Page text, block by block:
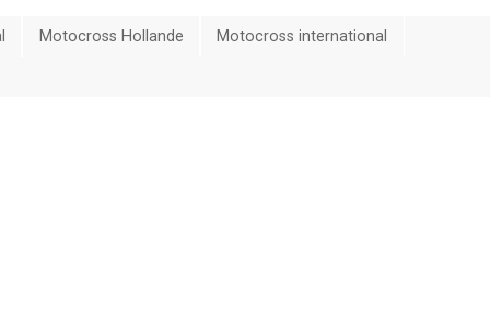
Motocross Hollande Motocross international